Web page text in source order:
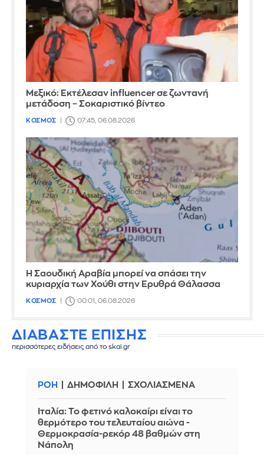
Μεξικό: Εκτέλεσαν influencer σε ζωντανή
μετάδοση – Σοκαριστικό βίντεο
ΚΟΣΜΟΣ 07:45, 06.08.2026
Η Σαουδική Αραβία μπορεί να σπάσει την
κυριαρχία των Χούθι στην Ερυθρά Θάλασσα
ΚΟΣΜΟΣ 00:01, 06.08.2026
ΔΙΑΒΑΣΤΕ ΕΠΙΣΗΣ
περισσότερες ειδήσεις από το skai.gr
ΡΟΗ ΔΗΜΟΦΙΛΗ ΣΧΟΛΙΑΣΜΕΝΑ
Ιταλία: To φετινό καλοκαίρι είναι το
θερμότερο του τελευταίου αιώνα -
Θερμοκρασία-ρεκόρ 48 βαθμών στη
Νάπολη